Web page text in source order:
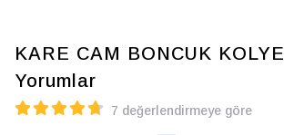
KARE CAM BONCUK KOLYE
Yorumlar
7 değerlendirmeye göre